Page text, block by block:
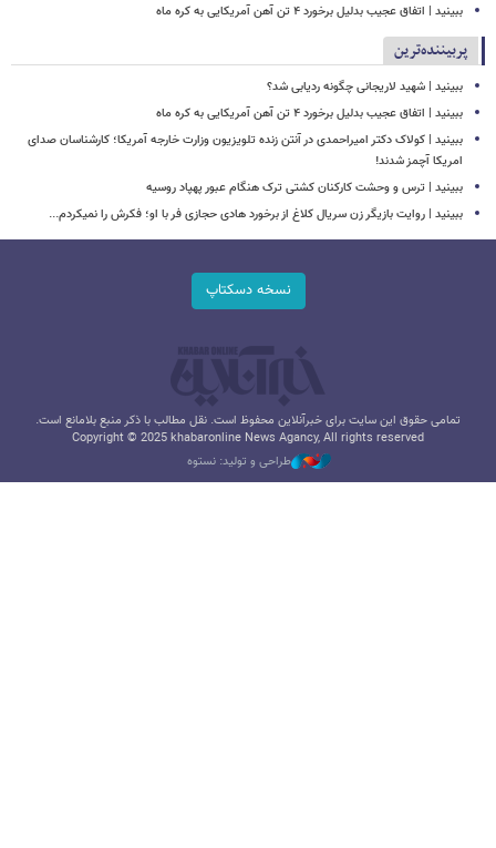
ببینید | اتفاق عجیب بدلیل برخورد ۴ تن آهن آمریکایی به کره ماه
پربیننده‌ترین
ببینید | شهید لاریجانی چگونه ردیابی شد؟
ببینید | اتفاق عجیب بدلیل برخورد ۴ تن آهن آمریکایی به کره ماه
ببینید | کولاک دکتر امیراحمدی در آنتن زنده تلویزیون وزارت خارجه آمریکا؛ کارشناسان صدای
امریکا آچمز شدند!
ببینید | ترس و وحشت کارکنان کشتی ترک هنگام عبور پهپاد روسیه
ببینید | روایت بازیگر زن سریال کلاغ از برخورد هادی حجازی فر با او؛ فکرش را نمیکردم...
نسخه دسکتاپ
تمامی حقوق این سایت برای خبرآنلاین محفوظ است. نقل مطالب با ذکر منبع بلامانع است.
Copyright © 2025 khabaronline News Agancy, All rights reserved
طراحی و تولید: نستوه